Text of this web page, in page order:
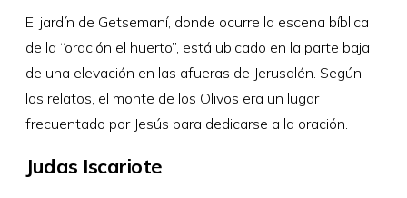
El jardín de Getsemaní, donde ocurre la escena bíblica
de la “oración el huerto”, está ubicado en la parte baja
de una elevación en las afueras de Jerusalén. Según
los relatos, el monte de los Olivos era un lugar
frecuentado por Jesús para dedicarse a la oración.
Judas Iscariote